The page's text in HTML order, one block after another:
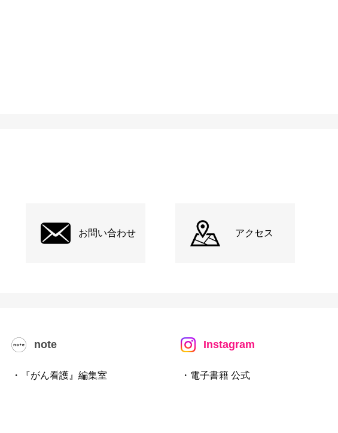
お問い合わせ アクセス
note
・『がん看護』編集室
Instagram
・電子書籍 公式